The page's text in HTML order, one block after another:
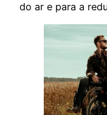
do ar e para a